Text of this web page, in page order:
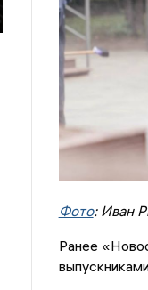
Фото: Иван
Ранее